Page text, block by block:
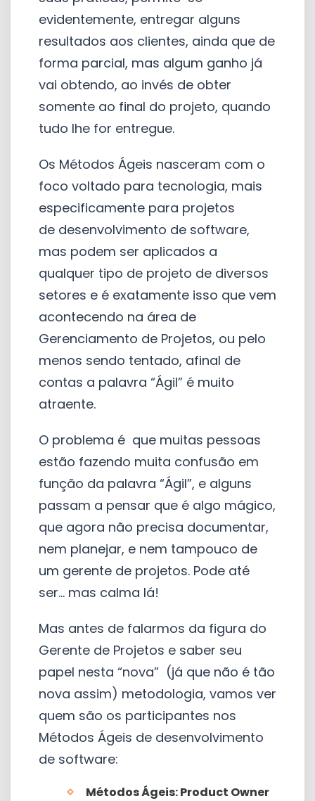
evidentemente, entregar alguns
resultados aos clientes, ainda que de
forma parcial, mas algum ganho já
vai obtendo, ao invés de obter
somente ao final do projeto, quando
tudo lhe for entregue.
Os Métodos Ágeis nasceram com o
foco voltado para tecnologia, mais
especificamente para projetos
de desenvolvimento de software,
mas podem ser aplicados a
qualquer tipo de projeto de diversos
setores e é exatamente isso que vem
acontecendo na área de
Gerenciamento de Projetos, ou pelo
menos sendo tentado, afinal de
contas a palavra “Ágil” é muito
atraente.
O problema é que muitas pessoas
estão fazendo muita confusão em
função da palavra “Ágil”, e alguns
passam a pensar que é algo mágico,
que agora não precisa documentar,
nem planejar, e nem tampouco de
um gerente de projetos. Pode até
ser... mas calma lá!
Mas antes de falarmos da figura do
Gerente de Projetos e saber seu
papel nesta “nova” (já que não é tão
nova assim) metodologia, vamos ver
quem são os participantes nos
Métodos Ágeis de desenvolvimento
de software:
Métodos Ágeis:Product Owner